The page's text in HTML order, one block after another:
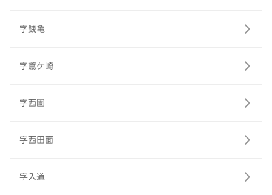
字銭亀
字鳶ケ崎
字西園
字西田面
字入道